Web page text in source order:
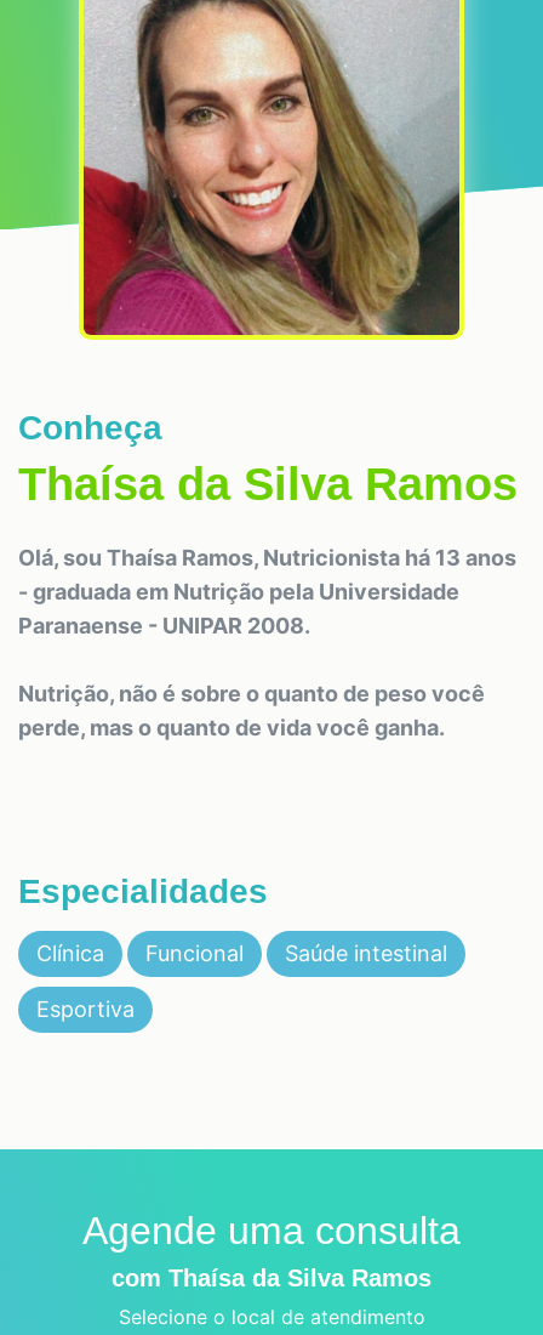
Conheça
Thaísa da Silva Ramos
Olá, sou Thaísa Ramos, Nutricionista há 13 anos
-graduada em Nutrição pela Universidade
Paranaense - UNIPAR 2008.
Nutrição, não é sobre o quanto de peso você
perde, mas o quanto de vida você ganha.
Especialidades
Clínica Funcional Saúde intestinal
Esportiva
Agende uma consulta
com Thaísa da Silva Ramos
Selecione o local de atendimento